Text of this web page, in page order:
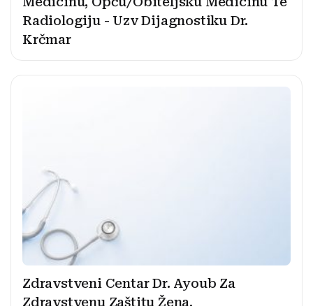
Radiologiju - Uzv Dijagnostiku Dr.
Krčmar
Zdravstveni Centar Dr. Ayoub Za
Zdravstvenu Zaštitu Žena,